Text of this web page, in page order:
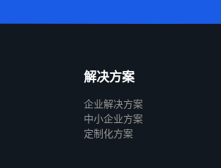
解决方案
企业解决方案
中小企业方案
定制化方案